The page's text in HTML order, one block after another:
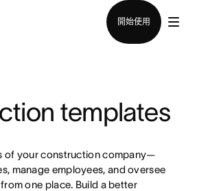
開始使用
templates
of your construction company—
manage employees, and oversee
one place. Build a better